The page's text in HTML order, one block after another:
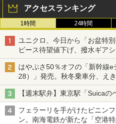
アクセスランキング
1時間 24時間
ユニクロ、今日から「お盆特
ピース待望値下げ、撥水ギア
はやぶさ50％オフの「新幹線
28）」発売。秋冬乗車分、え
【週末駅弁】東京駅「Suicaの
フェラーリを手がけたピニン
ン。南海電鉄が新たな「空港